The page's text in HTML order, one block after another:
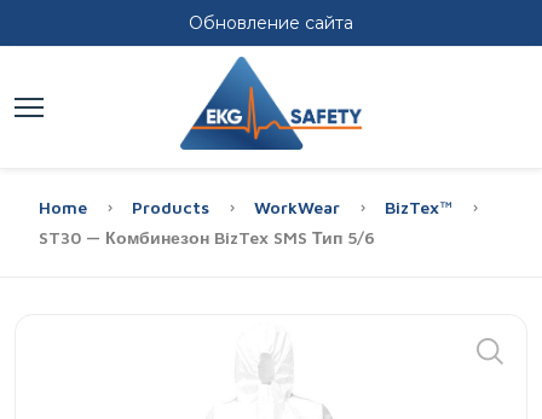
Обновление сайта
Home Products WorkWear
BizTex™
ST30 — Комбинезон BizTex SMS Тип 5/6